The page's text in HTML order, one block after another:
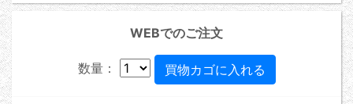
WEBでのご注文
数量：